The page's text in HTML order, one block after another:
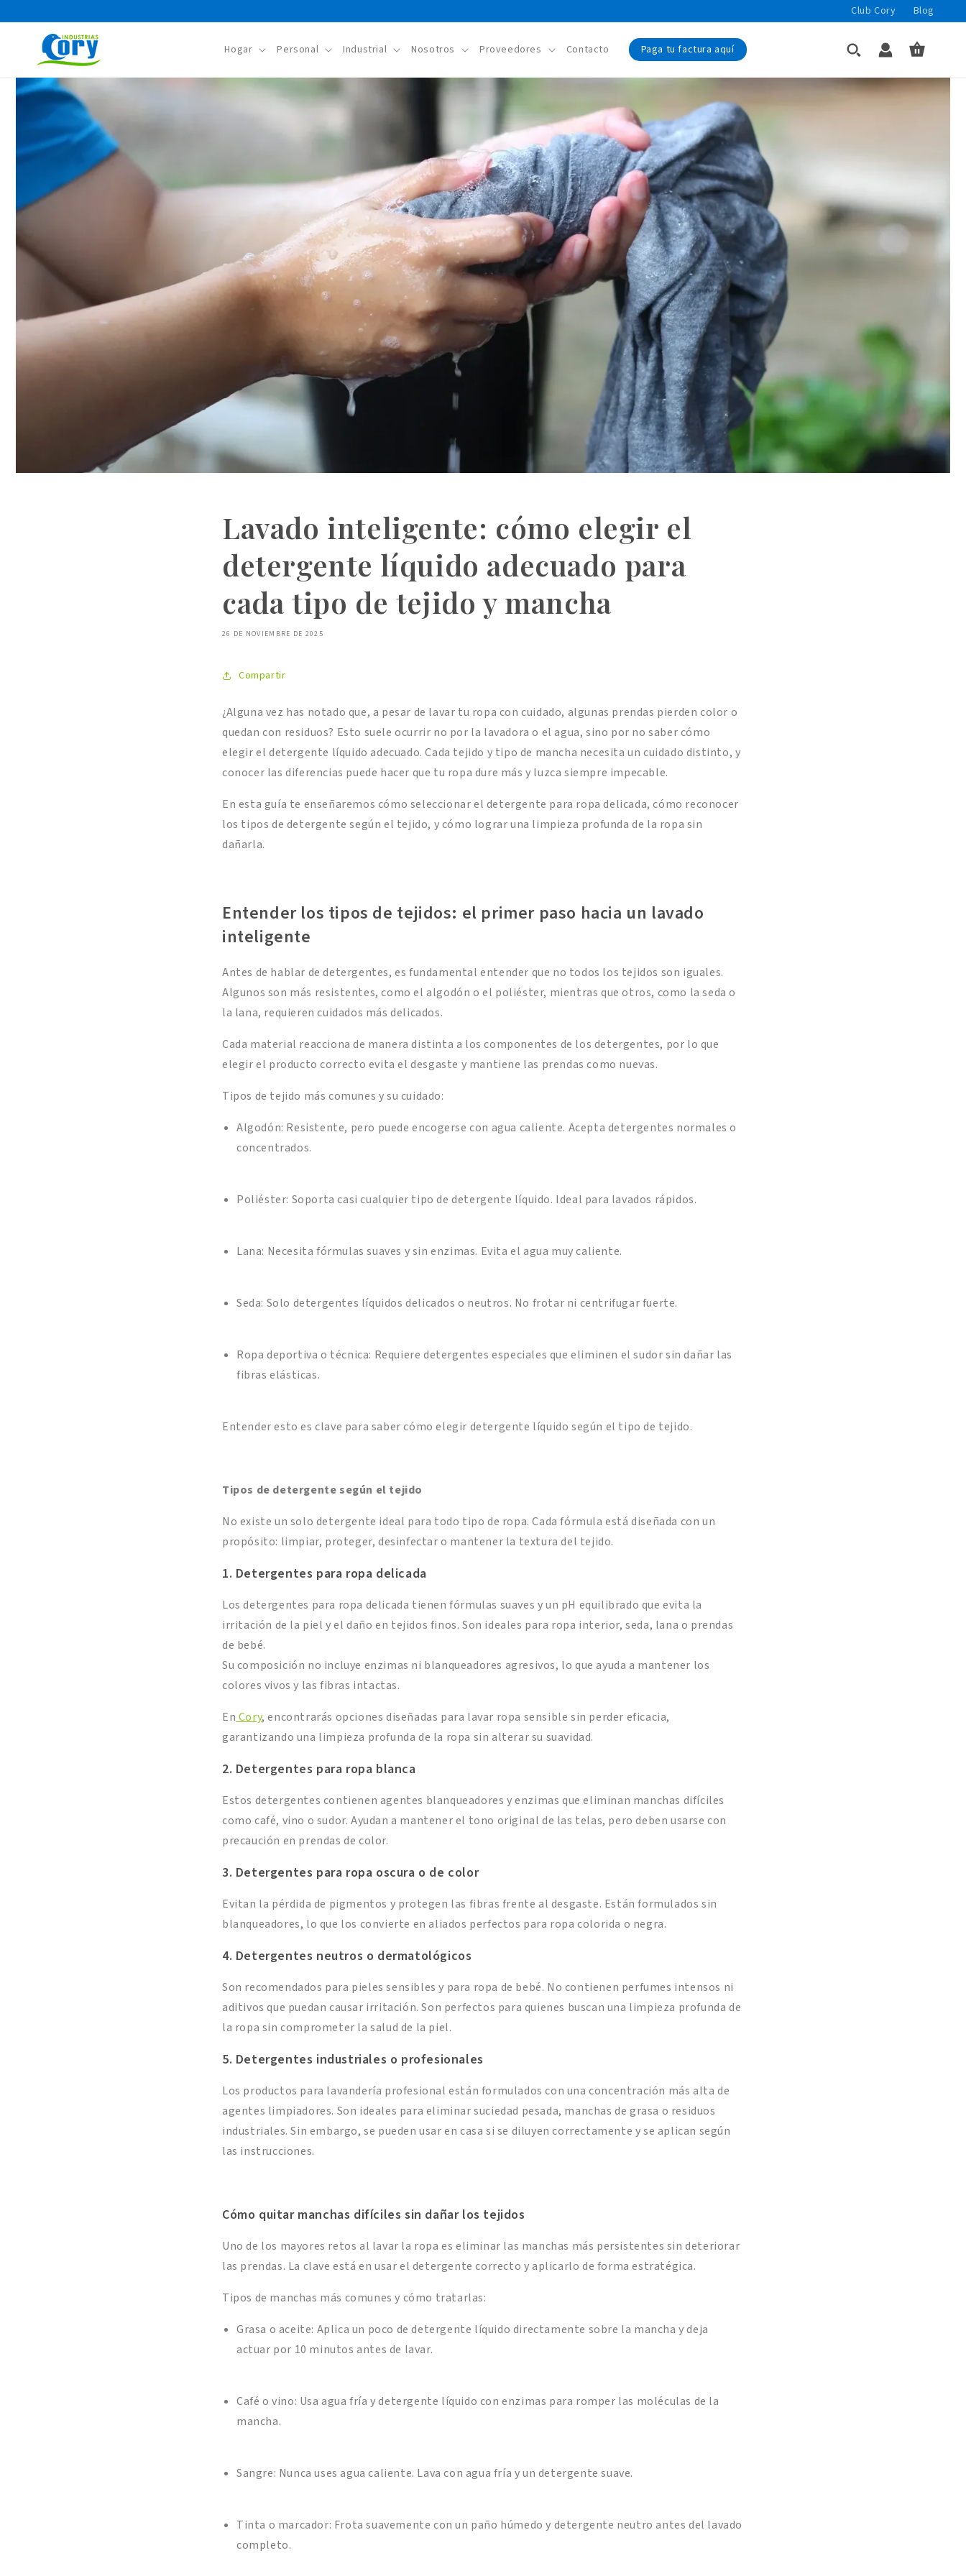
Club Cory Blog
Hogar Personal Industrial Nosotros Proveedores Contacto Paga tu factura aquí
Iniciar
sesión
Carrito
Lavado inteligente: cómo elegir el
detergente líquido adecuado para
cada tipo de tejido y mancha
26 DE NOVIEMBRE DE 2025
Compartir
¿Alguna vez has notado que, a pesar de lavar tu ropa con cuidado, algunas prendas pierden color o
quedan con residuos? Esto suele ocurrir no por la lavadora o el agua, sino por no saber cómo
elegir el detergente líquido adecuado. Cada tejido y tipo de mancha necesita un cuidado distinto, y
conocer las diferencias puede hacer que tu ropa dure más y luzca siempre impecable.
En esta guía te enseñaremos cómo seleccionar el detergente para ropa delicada, cómo reconocer
los tipos de detergente según el tejido, y cómo lograr una limpieza profunda de la ropa sin
dañarla.
Entender los tipos de tejidos: el primer paso hacia un lavado
inteligente
Antes de hablar de detergentes, es fundamental entender que no todos los tejidos son iguales.
Algunos son más resistentes, como el algodón o el poliéster, mientras que otros, como la seda o
la lana, requieren cuidados más delicados.
Cada material reacciona de manera distinta a los componentes de los detergentes, por lo que
elegir el producto correcto evita el desgaste y mantiene las prendas como nuevas.
Tipos de tejido más comunes y su cuidado:
Algodón: Resistente, pero puede encogerse con agua caliente. Acepta detergentes normales o
concentrados.
Poliéster: Soporta casi cualquier tipo de detergente líquido. Ideal para lavados rápidos.
Lana: Necesita fórmulas suaves y sin enzimas. Evita el agua muy caliente.
Seda: Solo detergentes líquidos delicados o neutros. No frotar ni centrifugar fuerte.
Ropa deportiva o técnica: Requiere detergentes especiales que eliminen el sudor sin dañar las
fibras elásticas.
Entender esto es clave para saber cómo elegir detergente líquido según el tipo de tejido.
Tipos de detergente según el tejido
No existe un solo detergente ideal para todo tipo de ropa. Cada fórmula está diseñada con un
propósito: limpiar, proteger, desinfectar o mantener la textura del tejido.
1. Detergentes para ropa delicada
Los detergentes para ropa delicada tienen fórmulas suaves y un pH equilibrado que evita la
irritación de la piel y el daño en tejidos finos. Son ideales para ropa interior, seda, lana o prendas
de bebé.
Su composición no incluye enzimas ni blanqueadores agresivos, lo que ayuda a mantener los
colores vivos y las fibras intactas.
En Cory, encontrarás opciones diseñadas para lavar ropa sensible sin perder eficacia,
garantizando una limpieza profunda de la ropa sin alterar su suavidad.
2. Detergentes para ropa blanca
Estos detergentes contienen agentes blanqueadores y enzimas que eliminan manchas difíciles
como café, vino o sudor. Ayudan a mantener el tono original de las telas, pero deben usarse con
precaución en prendas de color.
3. Detergentes para ropa oscura o de color
Evitan la pérdida de pigmentos y protegen las fibras frente al desgaste. Están formulados sin
blanqueadores, lo que los convierte en aliados perfectos para ropa colorida o negra.
4. Detergentes neutros o dermatológicos
Son recomendados para pieles sensibles y para ropa de bebé. No contienen perfumes intensos ni
aditivos que puedan causar irritación. Son perfectos para quienes buscan una limpieza profunda de
la ropa sin comprometer la salud de la piel.
5. Detergentes industriales o profesionales
Los productos para lavandería profesional están formulados con una concentración más alta de
agentes limpiadores. Son ideales para eliminar suciedad pesada, manchas de grasa o residuos
industriales. Sin embargo, se pueden usar en casa si se diluyen correctamente y se aplican según
las instrucciones.
Cómo quitar manchas difíciles sin dañar los tejidos
Uno de los mayores retos al lavar la ropa es eliminar las manchas más persistentes sin deteriorar
las prendas. La clave está en usar el detergente correcto y aplicarlo de forma estratégica.
Tipos de manchas más comunes y cómo tratarlas:
Grasa o aceite: Aplica un poco de detergente líquido directamente sobre la mancha y deja
actuar por 10 minutos antes de lavar.
Café o vino: Usa agua fría y detergente líquido con enzimas para romper las moléculas de la
mancha.
Sangre: Nunca uses agua caliente. Lava con agua fría y un detergente suave.
Tinta o marcador: Frota suavemente con un paño húmedo y detergente neutro antes del lavado
completo.